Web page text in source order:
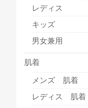
レディス
キッズ
男女兼用
肌着
メンズ 肌着
レディス 肌着